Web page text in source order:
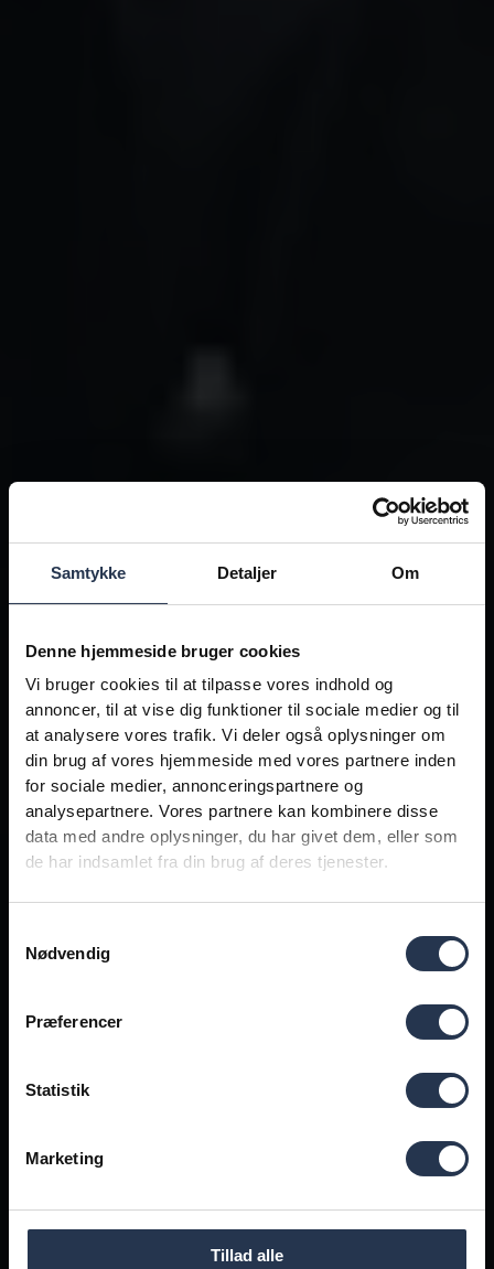
Samtykke Detaljer Om
Denne hjemmeside bruger cookies
Vi bruger cookies til at tilpasse vores indhold og
annoncer, til at vise dig funktioner til sociale medier og til
at analysere vores trafik. Vi deler også oplysninger om
din brug af vores hjemmeside med vores partnere inden
for sociale medier, annonceringspartnere og
analysepartnere. Vores partnere kan kombinere disse
data med andre oplysninger, du har givet dem, eller som
de har indsamlet fra din brug af deres tjenester.
Nødvendig
Præferencer
Statistik
Marketing
Tillad alle